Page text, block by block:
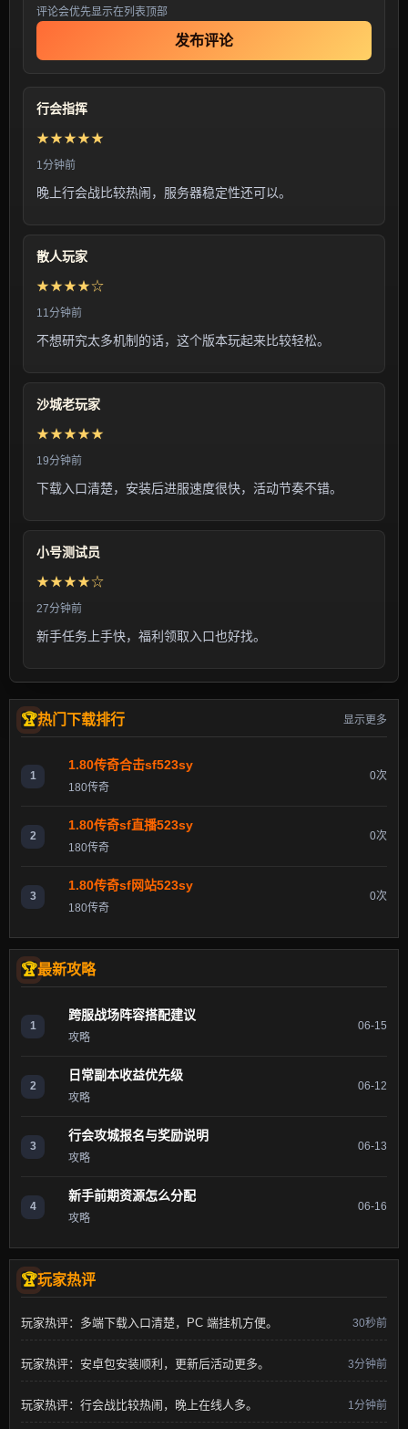
评论会优先显示在列表顶部
发布评论
行会指挥
★★★★★
1分钟前
晚上行会战比较热闹，服务器稳定性还可以。
散人玩家
★★★★☆
11分钟前
不想研究太多机制的话，这个版本玩起来比较轻松。
沙城老玩家
★★★★★
19分钟前
下载入口清楚，安装后进服速度很快，活动节奏不错。
小号测试员
★★★★☆
27分钟前
新手任务上手快，福利领取入口也好找。
热门下载排行 显示更多
1
1.80传奇合击sf523sy
180传奇
0次
2
1.80传奇sf直播523sy
180传奇
0次
3
1.80传奇sf网站523sy
180传奇
0次
最新攻略
1
跨服战场阵容搭配建议
攻略
06-15
2
日常副本收益优先级
攻略
06-12
3
行会攻城报名与奖励说明
攻略
06-13
4
新手前期资源怎么分配
攻略
06-16
玩家热评
玩家热评：多端下载入口清楚，PC 端挂机方便。 30秒前
玩家热评：安卓包安装顺利，更新后活动更多。 3分钟前
玩家热评：行会战比较热闹，晚上在线人多。 1分钟前